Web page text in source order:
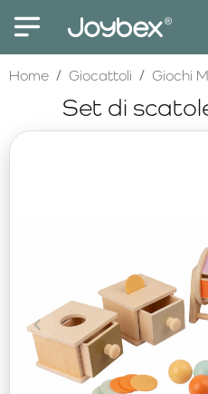
Set di
HomehomeGiocattoli Giochi